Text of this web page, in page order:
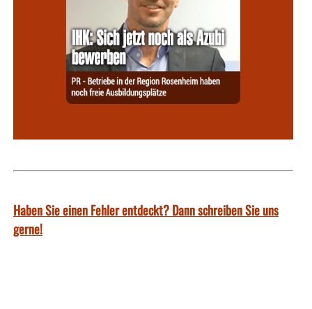
Haben Sie einen Fehler entdeckt? Dann schreiben Sie uns
gerne!